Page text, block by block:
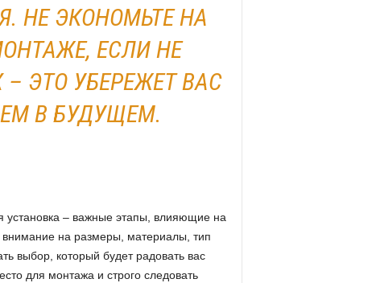
НЕ ЭКОНОМЬТЕ НА
ЕСЛИ НЕ
ЭТО УБЕРЕЖЕТ ВАС
В БУДУЩЕМ.
– важные этапы, влияющие на
на размеры, материалы, тип
выбор, который будет радовать вас
для монтажа и строго следовать